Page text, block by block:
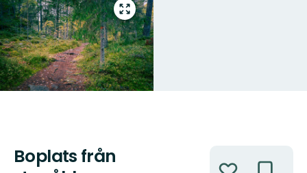
Gå
till
helskärmsläge
Boplats från